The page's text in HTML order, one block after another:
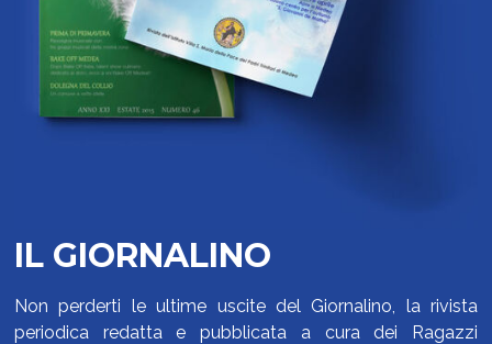
IL GIORNALINO
Non perderti le ultime uscite del Giornalino, la rivista
periodica redatta e pubblicata a cura dei Ragazzi